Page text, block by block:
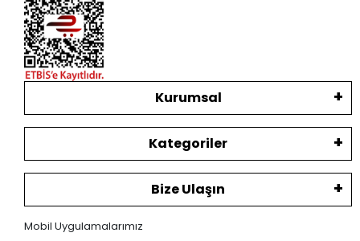
Kurumsal
Kategoriler
Bize Ulaşın
Mobil Uygulamalarımız